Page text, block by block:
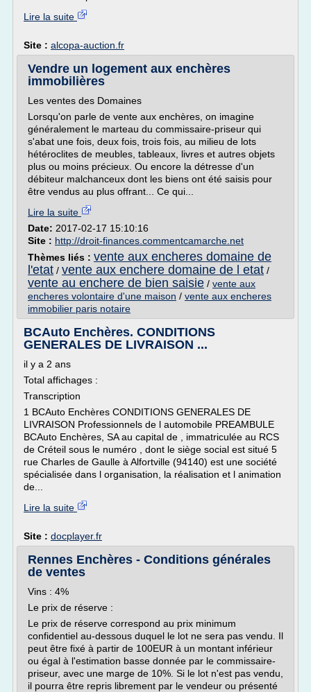
Lire la suite
Site : alcopa-auction.fr
Vendre un logement aux enchères
immobilières
Les ventes des Domaines
Lorsqu'on parle de vente aux enchères, on imagine
généralement le marteau du commissaire-priseur qui
s'abat une fois, deux fois, trois fois, au milieu de lots
hétéroclites de meubles, tableaux, livres et autres objets
plus ou moins précieux. Ou encore la détresse d'un
débiteur malchanceux dont les biens ont été saisis pour
être vendus au plus offrant... Ce qui...
Lire la suite
Date: 2017-02-17 15:10:16
Site : http://droit-finances.commentcamarche.net
Thèmes liés : vente aux encheres domaine de
l'etat / vente aux enchere domaine de l etat /
vente au enchere de bien saisie / vente aux
encheres volontaire d'une maison / vente aux encheres
immobilier paris notaire
BCAuto Enchères. CONDITIONS
GENERALES DE LIVRAISON ...
il y a 2 ans
Total affichages :
Transcription
1 BCAuto Enchères CONDITIONS GENERALES DE
LIVRAISON Professionnels de l automobile PREAMBULE
BCAuto Enchères, SA au capital de , immatriculée au RCS
de Créteil sous le numéro , dont le siège social est situé 5
rue Charles de Gaulle à Alfortville (94140) est une société
spécialisée dans l organisation, la réalisation et l animation
de...
Lire la suite
Site : docplayer.fr
Rennes Enchères - Conditions générales
de ventes
Vins : 4%
Le prix de réserve :
Le prix de réserve correspond au prix minimum
confidentiel au-dessous duquel le lot ne sera pas vendu. Il
peut être fixé à partir de 100EUR à un montant inférieur
ou égal à l'estimation basse donnée par le commissaire-
priseur, avec une marge de 10%. Si le lot n'est pas vendu,
il pourra être repris librement par le vendeur ou présenté